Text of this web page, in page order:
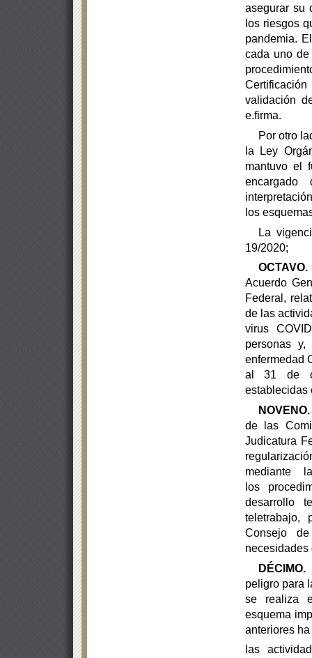
asegurar su
los riesgos
pandemia.
cada uno
validación
e.firma.
Por otro
la Ley
mantuvo el
encargado
los
La
19/2020;
OCTAVO.
Acuerdo
Federal,
de las
virus
personas
enfermedad
al 31 de
establecidas
NOVENO.
de las
Judicatura
mediante
los
desarrollo
teletrabajo,
Consejo
necesidades
DÉCIMO.
peligro para
se realiza
esquema
anteriores
las